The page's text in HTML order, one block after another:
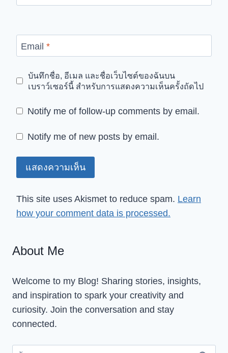
Email *
บันทึกชื่อ, อีเมล และชื่อเว็บไซต์ของฉันบน
เบราว์เซอร์นี้ สำหรับการแสดงความเห็นครั้งถัดไป
Notify me of follow-up comments by email.
Notify me of new posts by email.
This site uses Akismet to reduce spam. Learn
how your comment data is processed.
About Me
Welcome to my Blog! Sharing stories, insights,
and inspiration to spark your creativity and
curiosity. Join the conversation and stay
connected.